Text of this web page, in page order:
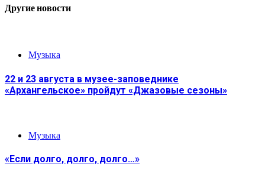
Другие новости
Музыка
22 и 23 августа в музее-заповеднике
«Архангельское» пройдут «Джазовые сезоны»
Музыка
«Если долго, долго, долго…»